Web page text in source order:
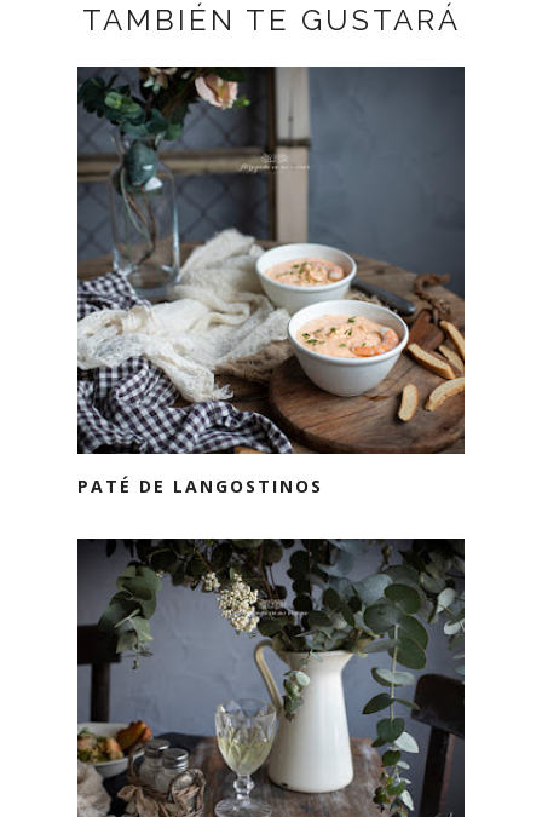
TAMBIÉN TE GUSTARÁ
PATÉ DE LANGOSTINOS